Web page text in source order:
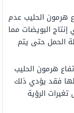
هرمون الحليب عدم
البويضات مما
الحمل حتى يتم
هرمون الحليب
فقد يؤدي ذلك
الرؤية